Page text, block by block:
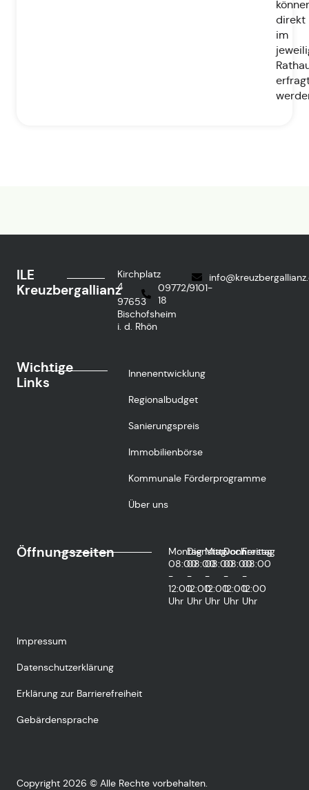
direkt
im
ILE
Kreuzbergallianz
Kirchplatz
4
97653
Bischofsheim
i. d. Rhön
09772/9101-
18
Wichtige
Links
Innenentwicklung
Regionalbudget
Sanierungspreis
Immobilienbörse
Kommunale Förderprogramme
Über uns
Öffnungszeiten
Montag
08:00
-
12:00
Uhr
Dienstag
08:00
-
12:00
Uhr
Mittwoch
08:00
-
12:00
Uhr
Donnerstag
08:00
-
12:00
Uhr
Freitag
08:00
-
12:00
Uhr
Impressum
Datenschutzerklärung
Erklärung zur Barrierefreiheit
Gebärdensprache
Copyright 2026 © Alle Rechte vorbehalten.